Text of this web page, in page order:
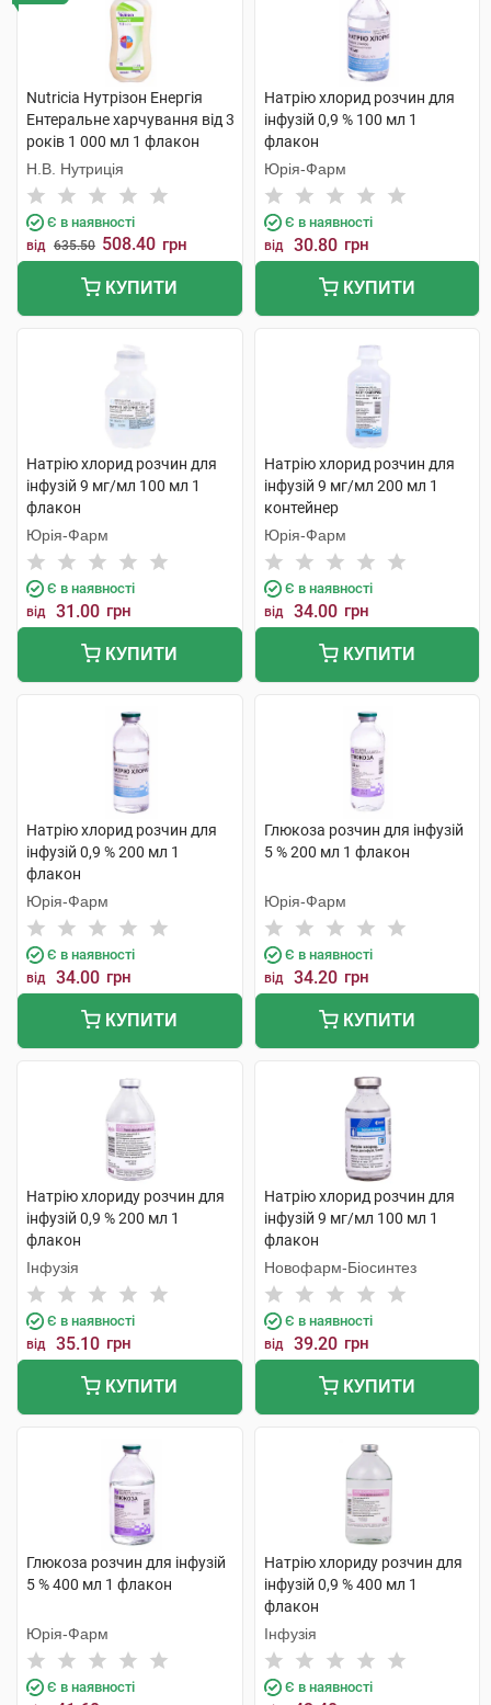
Nutricia Нутрізон Енергія
Ентеральне харчування від 3
років 1 000 мл 1 флакон
Н.В. Нутриція
Є в наявності
від 635.50 508.40 грн
КУПИТИ
Натрію хлорид розчин для
інфузій 0,9 % 100 мл 1
флакон
Юрія-Фарм
Є в наявності
від 30.80 грн
КУПИТИ
Натрію хлорид розчин для
інфузій 9 мг/мл 100 мл 1
флакон
Юрія-Фарм
Є в наявності
від 31.00 грн
КУПИТИ
Натрію хлорид розчин для
інфузій 9 мг/мл 200 мл 1
контейнер
Юрія-Фарм
Є в наявності
від 34.00 грн
КУПИТИ
Натрію хлорид розчин для
інфузій 0,9 % 200 мл 1
флакон
Юрія-Фарм
Є в наявності
від 34.00 грн
КУПИТИ
Глюкоза розчин для інфузій
5 % 200 мл 1 флакон
Юрія-Фарм
Є в наявності
від 34.20 грн
КУПИТИ
Натрію хлориду розчин для
інфузій 0,9 % 200 мл 1
флакон
Інфузія
Є в наявності
від 35.10 грн
КУПИТИ
Натрію хлорид розчин для
інфузій 9 мг/мл 100 мл 1
флакон
Новофарм-Біосинтез
Є в наявності
від 39.20 грн
КУПИТИ
Глюкоза розчин для інфузій
5 % 400 мл 1 флакон
Юрія-Фарм
Є в наявності
Натрію хлориду розчин для
інфузій 0,9 % 400 мл 1
флакон
Інфузія
Є в наявності